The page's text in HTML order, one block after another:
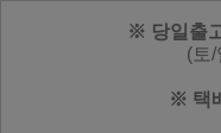
※ 당일출
(토
※ 택